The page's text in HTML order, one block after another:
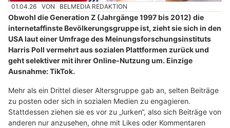
01.04.26 VON BELMEDIA REDAKTION
Obwohl die Generation Z (Jahrgänge 1997 bis 2012) die
internetaffinste Bevölkerungsgruppe ist, zieht sie sich in den
USA laut einer Umfrage des Meinungsforschungsinstituts
Harris Poll vermehrt aus sozialen Plattformen zurück und
geht selektiver mit ihrer Online-Nutzung um. Einzige
Ausnahme: TikTok.
Mehr als ein Drittel dieser Altersgruppe gab an, selten Beiträge
zu posten oder sich in sozialen Medien zu engagieren.
Stattdessen ziehen sie es vor zu „lurken“, also sich Beiträge von
anderen nur anzusehen, ohne mit Likes oder Kommentaren